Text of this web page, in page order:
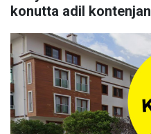
konutta adil